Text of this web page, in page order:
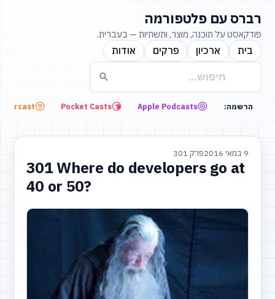
רברס עם פלטפורמה
פודקאסט על תוכנה, מוצר, ותשתיות — בעברית.
בית ארכיון פרקים אודות
הרשמה: Apple Podcasts
Pocket Casts
9 במאי 2016 פרק 301
301 Where do developers go at
40 or 50?